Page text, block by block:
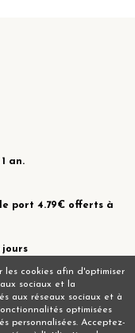
an.
port 4.79€ offerts à
jours
!
cookies afin d'optimiser
sociaux et la
aux réseaux sociaux et à
optimisées
personnalisées. Acceptez-